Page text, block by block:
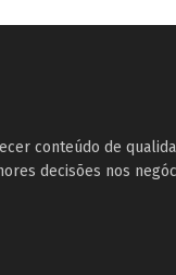
conteúdo de
decisões nos